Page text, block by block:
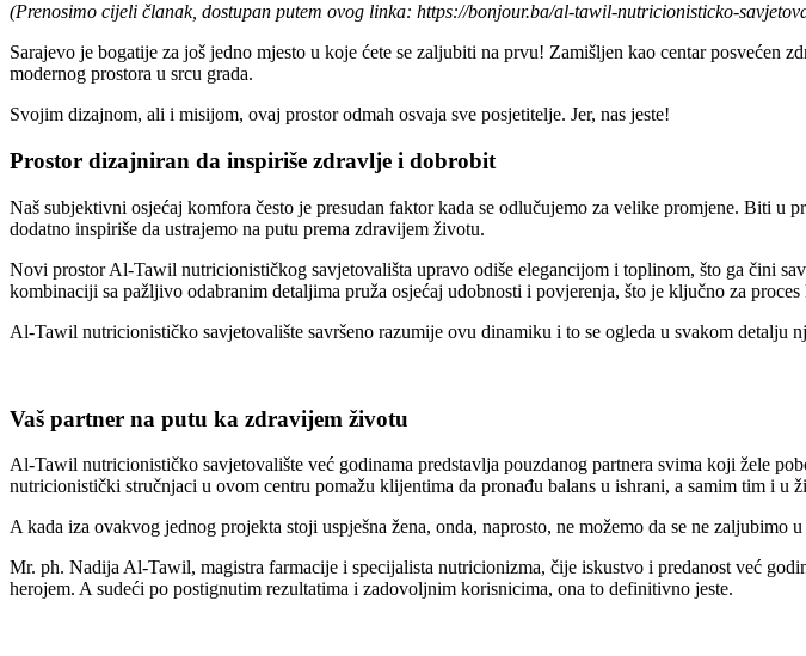
(Prenosimo cijeli članak, dostupan putem ovog linka: https://bonjour.ba/al-tawil-nutricionisticko-
Sarajevo je bogatije za još jedno mjesto u koje ćete se zaljubiti na prvu! Zamišljen kao centar
modernog prostora u srcu grada.
Svojim dizajnom, ali i misijom, ovaj prostor odmah osvaja sve posjetitelje. Jer, nas jeste!
Prostor dizajniran da inspiriše zdravlje i dobrobit
Naš subjektivni osjećaj komfora često je presudan faktor kada se odlučujemo za velike promjene. Biti u
dodatno inspiriše da ustrajemo na putu prema zdravijem životu.
Novi prostor Al-Tawil nutricionističkog savjetovališta upravo odiše elegancijom i toplinom, što ga čini
kombinaciji sa pažljivo odabranim detaljima pruža osjećaj udobnosti i povjerenja, što je ključno za
Al-Tawil nutricionističko savjetovalište savršeno razumije ovu dinamiku i to se ogleda u svakom detalju
Vaš partner na putu ka zdravijem životu
Al-Tawil nutricionističko savjetovalište već godinama predstavlja pouzdanog partnera svima koji žele
nutricionistički stručnjaci u ovom centru pomažu klijentima da pronađu balans u ishrani, a samim tim i u
A kada iza ovakvog jednog projekta stoji uspješna žena, onda, naprosto, ne možemo da se ne zaljubimo
Mr. ph. Nadija Al-Tawil, magistra farmacije i specijalista nutricionizma, čije iskustvo i predanost već
herojem. A sudeći po postignutim rezultatima i zadovoljnim korisnicima, ona to definitivno jeste.